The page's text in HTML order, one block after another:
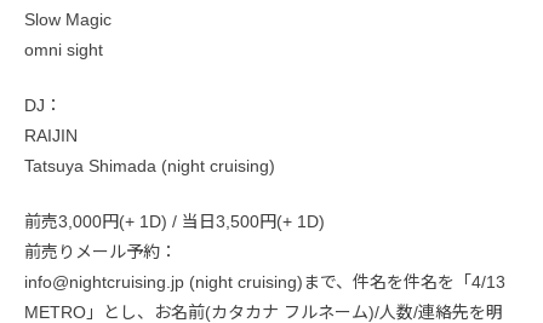
Slow Magic
omni sight
DJ：
RAIJIN
Tatsuya Shimada (night cruising)
前売3,000円(+ 1D) / 当日3,500円(+ 1D)
前売りメール予約：
info@nightcruising.jp (night cruising)まで、件名を件名を「4/13
METRO」とし、お名前(カタカナ フルネーム)/人数/連絡先を明